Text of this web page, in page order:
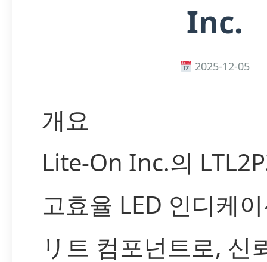
Inc.
2025-12-05
개요
Lite-On Inc.의
고효율 LED 인디케
リ트 컴포넌트로, 신